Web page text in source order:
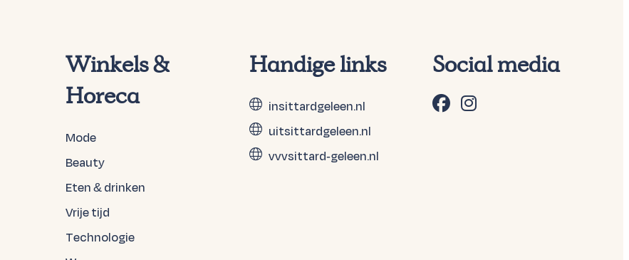
Winkels &
Horeca
Mode
Beauty
Eten & drinken
Vrije tijd
Technologie
Handige links
insittardgeleen.nl
uitsittardgeleen.nl
vvvsittard-geleen.nl
Social media